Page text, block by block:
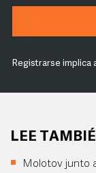
Registrarse implica
LEE
Molotov junto